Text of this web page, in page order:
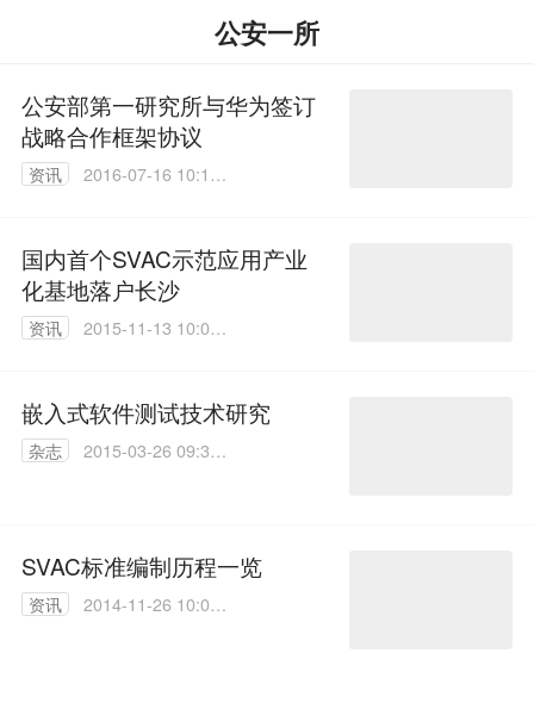
公安一所
公安部第一研究所与华为签订
战略合作框架协议
资讯
2016-07-16 10:18:
国内首个SVAC示范应用产业
化基地落户长沙
资讯
2015-11-13 10:08:
嵌入式软件测试技术研究
杂志
2015-03-26 09:32:
SVAC标准编制历程一览
资讯
2014-11-26 10:01: